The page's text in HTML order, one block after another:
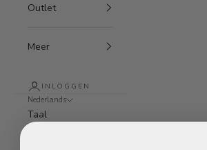
Outlet
Meer
INLOGGEN
Nederlands
Taal